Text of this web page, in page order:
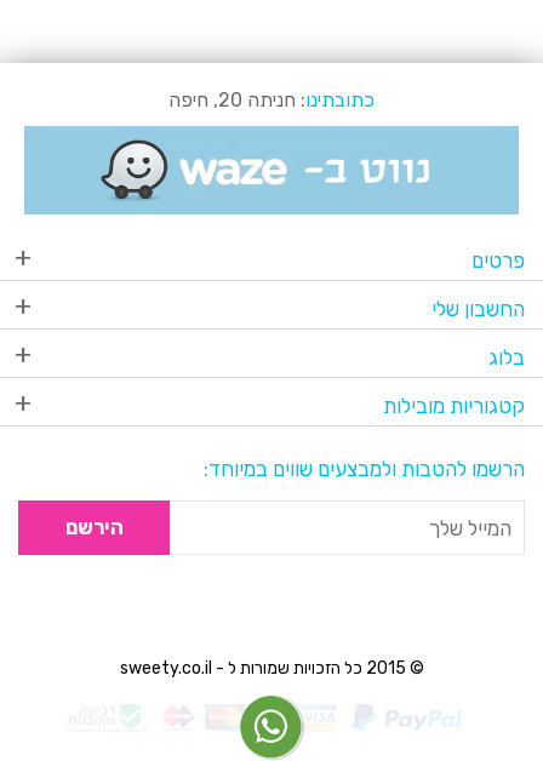
כתובתינו: חניתה 20, חיפה
פרטים
החשבון שלי
בלוג
קטגוריות מובילות
הרשמו להטבות ולמבצעים שווים במיוחד:
הירשם
© 2015 כל הזכויות שמורות ל - sweety.co.il